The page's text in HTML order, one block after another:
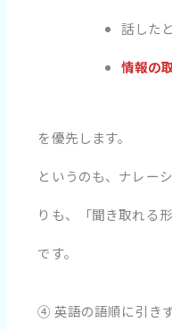
話した
情報の
を優先します。
というのも、ナレー
りも、「聞き取れる
です。
④ 英語の語順に引き